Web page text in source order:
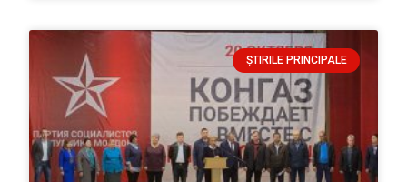
ȘTIRILE PRINCIPALE